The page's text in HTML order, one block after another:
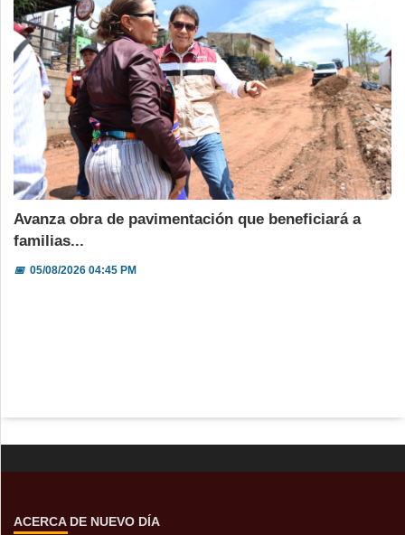
Avanza obra de pavimentación que beneficiará a
familias...
📅05/08/2026 04:45 PM
ACERCA DE NUEVO DÍA